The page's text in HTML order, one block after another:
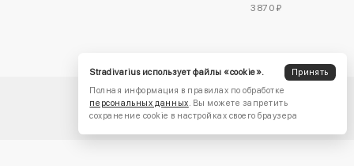
3870 ₽
Stradivarius использует файлы «cookie».
Принять
Полная информация в правилах по обработке
персональных данных. Вы можете запретить
сохранение cookie в настройках своего браузера